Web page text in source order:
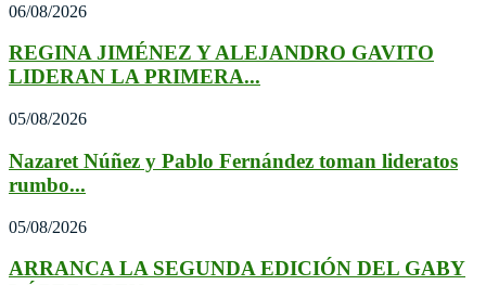
06/08/2026
REGINA JIMÉNEZ Y ALEJANDRO GAVITO
LIDERAN LA PRIMERA...
05/08/2026
Nazaret Núñez y Pablo Fernández toman lideratos
rumbo...
05/08/2026
ARRANCA LA SEGUNDA EDICIÓN DEL GABY